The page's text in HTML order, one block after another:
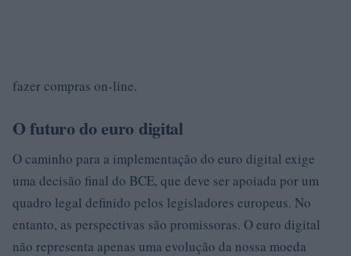
fazer compras on-line.
O futuro do euro digital
O caminho para a implementação do euro digital exige
uma decisão final do BCE, que deve ser apoiada por um
quadro legal definido pelos legisladores europeus. No
entanto, as perspectivas são promissoras. O euro digital
não representa apenas uma evolução da nossa moeda